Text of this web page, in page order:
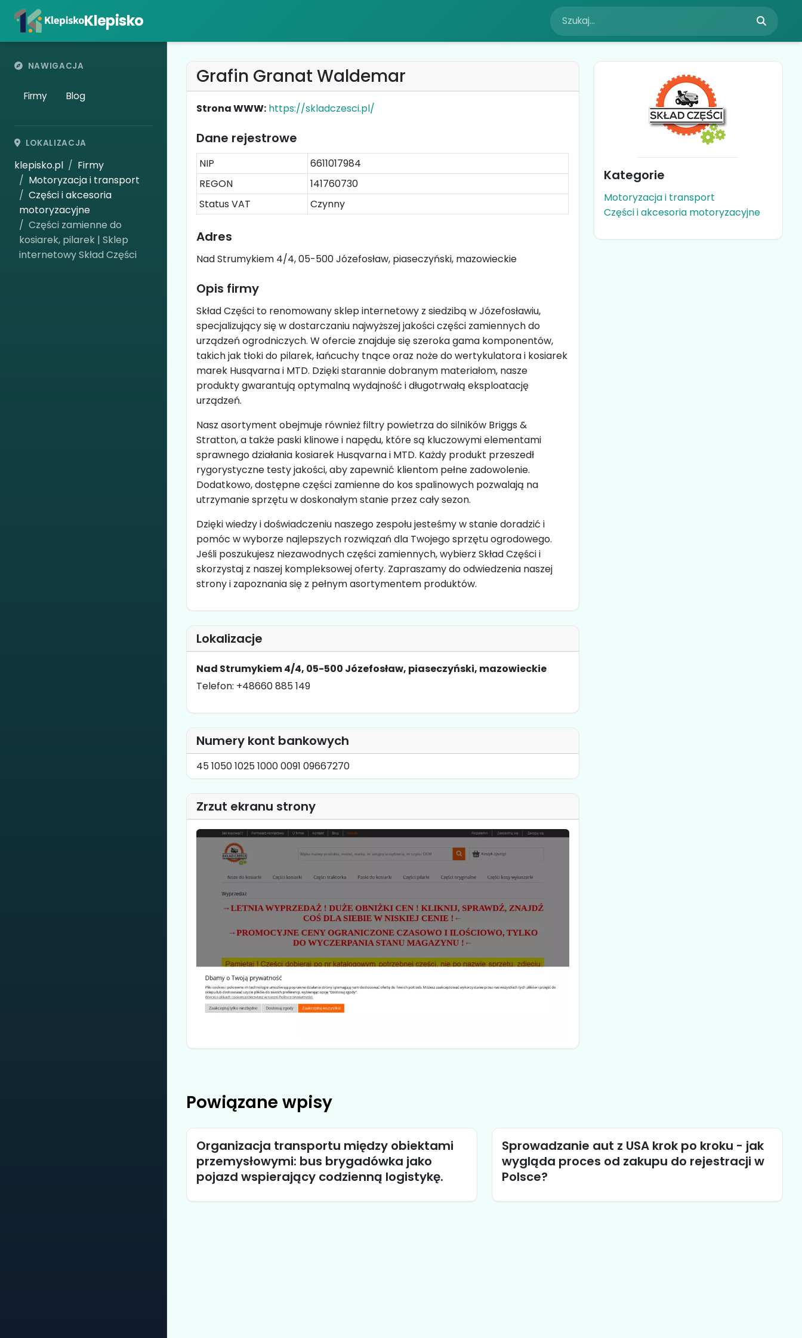
Klepisko
NAWIGACJA
Firmy Blog
LOKALIZACJA
klepisko.pl
Firmy
Motoryzacja i transport
Części i akcesoria
motoryzacyjne
Części zamienne do
kosiarek, pilarek | Sklep
internetowy Skład Części
Grafin Granat Waldemar
Strona WWW: https://skladczesci.pl/
Dane rejestrowe
NIP
6611017984
REGON
141760730
Status VAT
Czynny
Adres
Nad Strumykiem 4/4, 05-500 Józefosław, piaseczyński, mazowieckie
Opis firmy
Skład Części to renomowany sklep internetowy z siedzibą w Józefosławiu,
specjalizujący się w dostarczaniu najwyższej jakości części zamiennych do
urządzeń ogrodniczych. W ofercie znajduje się szeroka gama komponentów,
takich jak tłoki do pilarek, łańcuchy tnące oraz noże do wertykulatora i kosiarek
marek Husqvarna i MTD. Dzięki starannie dobranym materiałom, nasze
produkty gwarantują optymalną wydajność i długotrwałą eksploatację
urządzeń.
Nasz asortyment obejmuje również filtry powietrza do silników Briggs &
Stratton, a także paski klinowe i napędu, które są kluczowymi elementami
sprawnego działania kosiarek Husqvarna i MTD. Każdy produkt przeszedł
rygorystyczne testy jakości, aby zapewnić klientom pełne zadowolenie.
Dodatkowo, dostępne części zamienne do kos spalinowych pozwalają na
utrzymanie sprzętu w doskonałym stanie przez cały sezon.
Dzięki wiedzy i doświadczeniu naszego zespołu jesteśmy w stanie doradzić i
pomóc w wyborze najlepszych rozwiązań dla Twojego sprzętu ogrodowego.
Jeśli poszukujesz niezawodnych części zamiennych, wybierz Skład Części i
skorzystaj z naszej kompleksowej oferty. Zapraszamy do odwiedzenia naszej
strony i zapoznania się z pełnym asortymentem produktów.
Lokalizacje
Nad Strumykiem 4/4, 05-500 Józefosław, piaseczyński, mazowieckie
Telefon: +48660 885 149
Numery kont bankowych
45 1050 1025 1000 0091 09667270
Zrzut ekranu strony
Kategorie
Motoryzacja i transport
Części i akcesoria motoryzacyjne
Powiązane wpisy
Organizacja transportu między obiektami
przemysłowymi: bus brygadówka jako
pojazd wspierający codzienną logistykę.
Sprowadzanie aut z USA krok po kroku - jak
wygląda proces od zakupu do rejestracji w
Polsce?